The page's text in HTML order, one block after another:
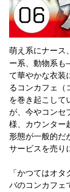
萌え系にナース
ー系、動物系
て華やかな衣装
るコンカフェ（
を巻き起こして
が、今やコンセ
様、カウンター
形態が一般的だ
サービスを売り
「かつてはオ
バのコンカフェ